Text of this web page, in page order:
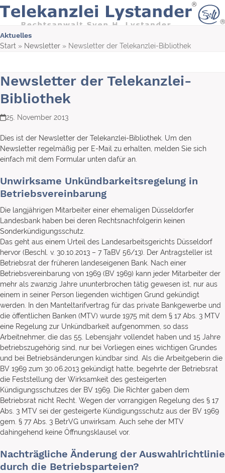
Skip
content
Aktuelles
Start » Newsletter » Newsletter der Telekanzlei-Bibliothek
Newsletter der Telekanzlei-
Bibliothek
25. November 2013
Dies ist der Newsletter der Telekanzlei-Bibliothek. Um den
Newsletter regelmäßig per E-Mail zu erhalten, melden Sie sich
einfach mit dem Formular unten dafür an.
Unwirksame Unkündbarkeitsregelung in
Betriebsvereinbarung
Die langjährigen Mitarbeiter einer ehemaligen Düsseldorfer
Landesbank haben bei deren Rechtsnachfolgerin keinen
Sonderkündigungsschutz.
Das geht aus einem Urteil des Landesarbeitsgerichts Düsseldorf
hervor (Beschl. v. 30.10.2013 – 7 TaBV 56/13). Der Antragsteller ist
Betriebsrat der früheren landeseigenen Bank. Nach einer
Betriebsvereinbarung von 1969 (BV 1969) kann jeder Mitarbeiter der
mehr als zwanzig Jahre ununterbrochen tätig gewesen ist, nur aus
einem in seiner Person liegenden wichtigen Grund gekündigt
werden. In den Manteltarifvertrag für das private Bankgewerbe und
die öffentlichen Banken (MTV) wurde 1975 mit dem § 17 Abs. 3 MTV
eine Regelung zur Unkündbarkeit aufgenommen, so dass
Arbeitnehmer, die das 55. Lebensjahr vollendet haben und 15 Jahre
betriebszugehörig sind, nur bei Vorliegen eines wichtigen Grundes
und bei Betriebsänderungen kündbar sind. Als die Arbeitgeberin die
BV 1969 zum 30.06.2013 gekündigt hatte, begehrte der Betriebsrat
die Feststellung der Wirksamkeit des gesteigerten
Kündigungsschutzes der BV 1969. Die Richter gaben dem
Betriebsrat nicht Recht. Wegen der vorrangigen Regelung des § 17
Abs. 3 MTV sei der gesteigerte Kündigungsschutz aus der BV 1969
gem. § 77 Abs. 3 BetrVG unwirksam. Auch sehe der MTV
dahingehend keine Öffnungsklausel vor.
Nachträgliche Änderung der Auswahlrichtlinie
durch die Betriebsparteien?